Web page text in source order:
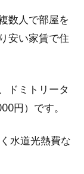
数人で部屋を
安い家賃で住
ドミトリータ
円）です。
水道光熱費な